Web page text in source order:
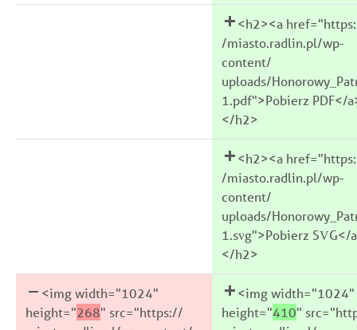
<h2><a
/miasto.radlin.pl/wp-
content/
uploads/
1.pdf">Pobierz PDF</
</h2>
<h2><a
/miasto.radlin.pl/wp-
content/
uploads/
1.svg">Pobierz SVG</
</h2>
<img width="1024"
height="268" src="https://
<img width="1024"
height="410"